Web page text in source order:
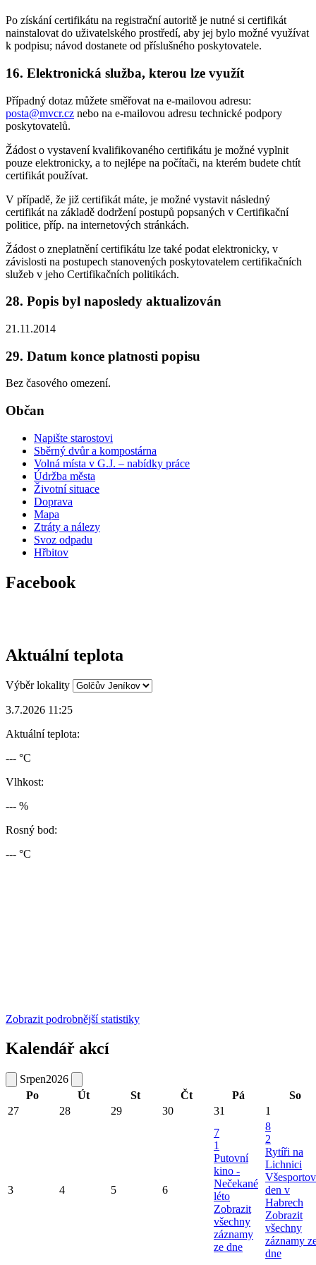
Po získání certifikátu na registrační autoritě je nutné si certifikát
nainstalovat do uživatelského prostředí, aby jej bylo možné využívat
k podpisu; návod dostanete od příslušného poskytovatele.
16. Elektronická služba, kterou lze využít
Případný dotaz můžete směřovat na e-mailovou adresu:
posta@mvcr.cz nebo na e-mailovou adresu technické podpory
poskytovatelů.
Žádost o vystavení kvalifikovaného certifikátu je možné vyplnit
pouze elektronicky, a to nejlépe na počítači, na kterém budete chtít
certifikát používat.
V případě, že již certifikát máte, je možné vystavit následný
certifikát na základě dodržení postupů popsaných v Certifikační
politice, příp. na internetových stránkách.
Žádost o zneplatnění certifikátu lze také podat elektronicky, v
závislosti na postupech stanovených poskytovatelem certifikačních
služeb v jeho Certifikačních politikách.
28. Popis byl naposledy aktualizován
21.11.2014
29. Datum konce platnosti popisu
Bez časového omezení.
Občan
Napište starostovi
Sběrný dvůr a kompostárna
Volná místa v G.J. – nabídky práce
Údržba města
Životní situace
Doprava
Mapa
Ztráty a nálezy
Svoz odpadu
Hřbitov
Facebook
Aktuální teplota
Výběr lokality
3.7.2026 11:25
Aktuální teplota:
--- °C
Vlhkost:
--- %
Rosný bod:
--- °C
Zobrazit podrobnější statistiky
Kalendář akcí
Srpen2026
Po
Út St Čt Pá
So
27
28 29 30 31 1
3 4 5 6
7
1
Putovní
kino -
Nečekané
léto
Zobrazit
všechny
záznamy
ze dne
8
2
Rytíři na
Lichnici
den v
Habrech
Zobrazit
všechny
záznamy
dne